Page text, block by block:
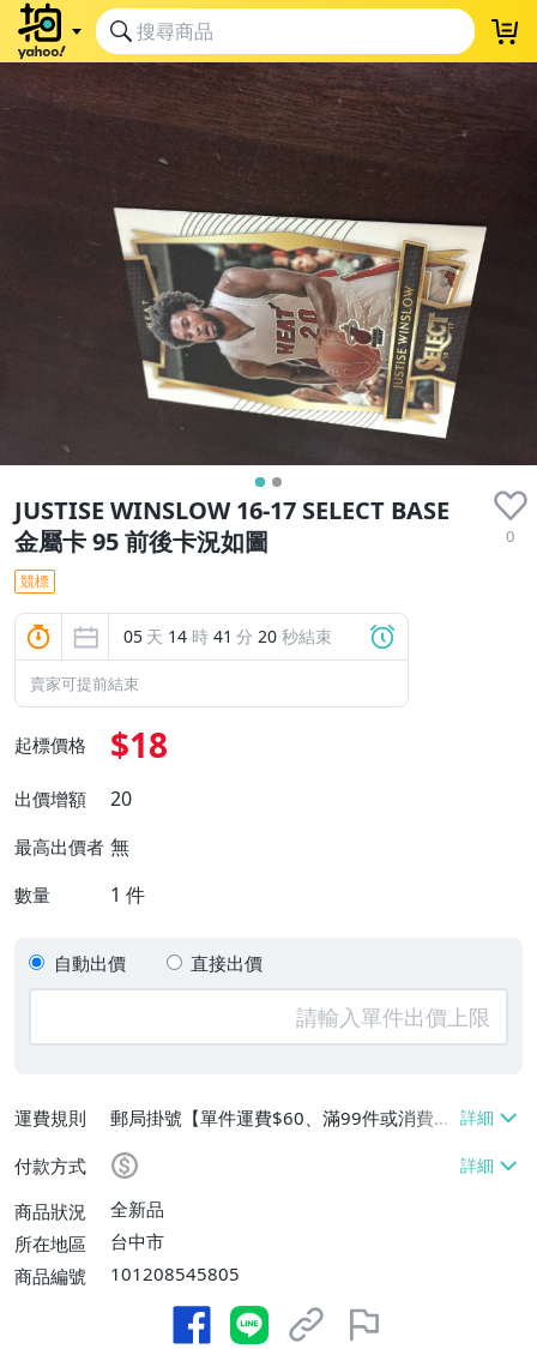
JUSTISE WINSLOW 16-17 SELECT BASE
金屬卡 95 前後卡況如圖
0
競標
05 天 14 時 41 分 20 秒結束
賣家可提前結束
起標價格 $18
出價增額 20
最高出價者 無
數量 1 件
自動出價 直接出價
運費規則
郵局掛號【單件運費$60、滿99件或消費滿
$9999免運費】
付款方式
商品狀況
全新品
所在地區
台中市
商品編號
101208545805